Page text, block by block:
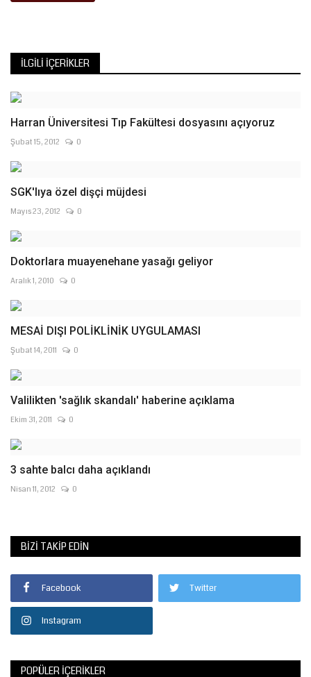
İLGILI İÇERIKLER
Harran Üniversitesi Tıp Fakültesi dosyasını açıyoruz
Şubat 15, 2012 0
SGK'lıya özel dişçi müjdesi
Mayıs 23, 2012 0
Doktorlara muayenehane yasağı geliyor
Aralık 1, 2010 0
MESAİ DIŞI POLİKLİNİK UYGULAMASI
Şubat 14, 2011 0
Valilikten 'sağlık skandalı' haberine açıklama
Ekim 31, 2011 0
3 sahte balcı daha açıklandı
Nisan 11, 2012 0
BIZI TAKIP EDIN
Facebook Twitter
Instagram
POPÜLER İÇERIKLER